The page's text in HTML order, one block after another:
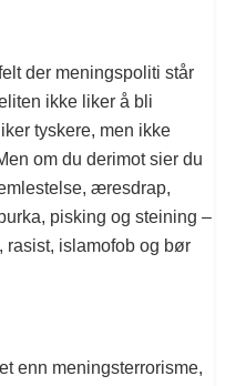
der meningspoliti står
ikke liker å bli
tyskere, men ikke
om du derimot sier du
æresdrap,
pisking og steining –
rasist, islamofob og bør
enn meningsterrorisme,